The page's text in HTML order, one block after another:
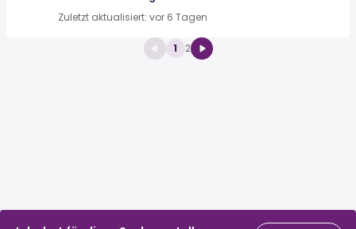
Zuletzt aktualisiert: vor 6 Tagen
1 2